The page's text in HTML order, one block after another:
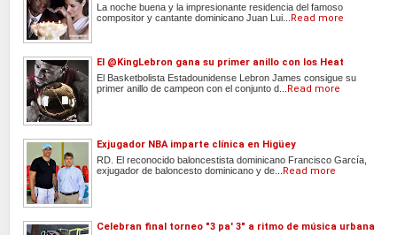
La noche buena y la impresionante residencia del famoso
compositor y cantante dominicano Juan Lui... Read more
El @KingLebron gana su primer anillo con los Heat
El Basketbolista Estadounidense Lebron James consigue su
primer anillo de campeon con el conjunto d... Read more
Exjugador NBA imparte clínica en Higüey
RD. El reconocido baloncestista dominicano Francisco García,
exjugador de baloncesto dominicano y de... Read more
Celebran final torneo "3 pa' 3" a ritmo de música urbana